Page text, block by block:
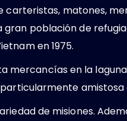
carteristas, matones,
gran población de
en 1975.
mercancías en la
de misiones.